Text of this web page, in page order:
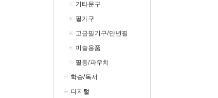
기타문구
필기구
고급필기구/만년필
미술용품
필통/파우치
학습/독서
디지털